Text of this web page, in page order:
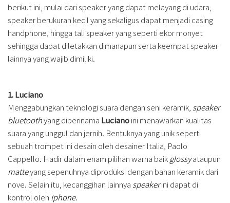
berikut ini, mulai dari speaker yang dapat melayang di udara,
speaker berukuran kecil yang sekaligus dapat menjadi casing
handphone, hingga tali speaker yang seperti ekor monyet
sehingga dapat diletakkan dimanapun serta keempat speaker
lainnya yang wajib dimiliki.
1. Luciano
Menggabungkan teknologi suara dengan seni keramik, speaker
bluetoothyang diberinama Lucianoini menawarkan kualitas
suara yang unggul dan jernih. Bentuknya yang unik seperti
sebuah trompet ini desain oleh desainer Italia, Paolo
Cappello. Hadir dalam enam pilihan warna baikglossyataupun
matteyang sepenuhnya diproduksi dengan bahan keramik dari
nove. Selain itu, kecanggihan lainnya speakerini dapat di
kontrol oleh Iphone.